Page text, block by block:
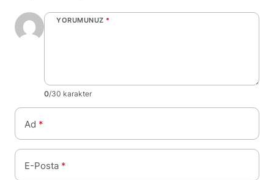
YORUMUNUZ *
0/30 karakter
Ad *
E-Posta *